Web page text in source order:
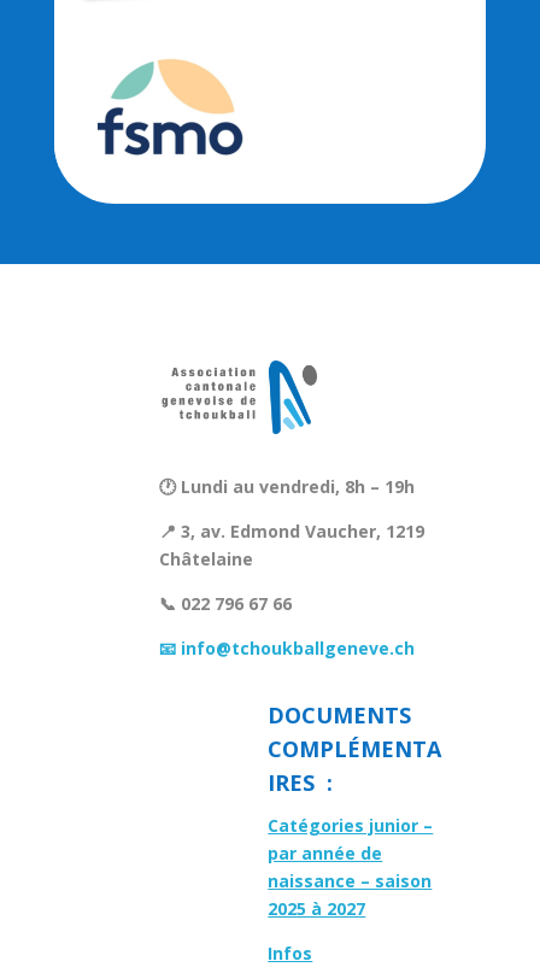
🕐 Lundi au vendredi, 8h – 19h
📍 3, av. Edmond Vaucher, 1219
Châtelaine
📞 022 796 67 66
📧 info@tchoukballgeneve.ch
DOCUMENTS
COMPLÉMENTA
IRES :
Catégories junior –
par année de
naissance – saison
2025 à 2027
Infos